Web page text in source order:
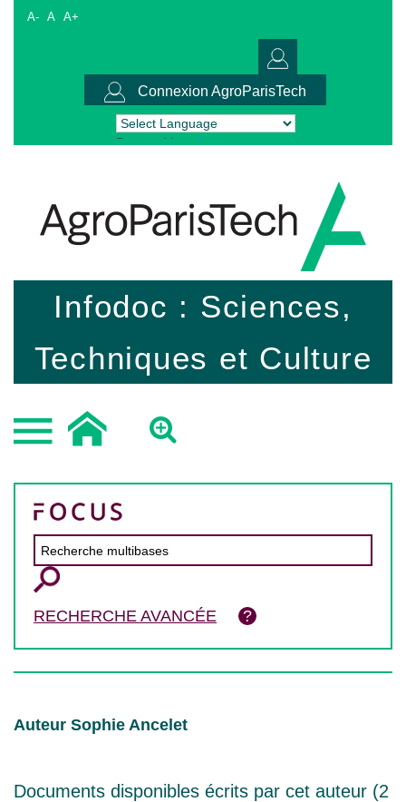
A- A A+
Connexion AgroParisTech
Powered by Translate
Infodoc : Sciences,
Techniques et Culture
RECHERCHE AVANCÉE
Auteur Sophie Ancelet
Documents disponibles écrits par cet auteur (2